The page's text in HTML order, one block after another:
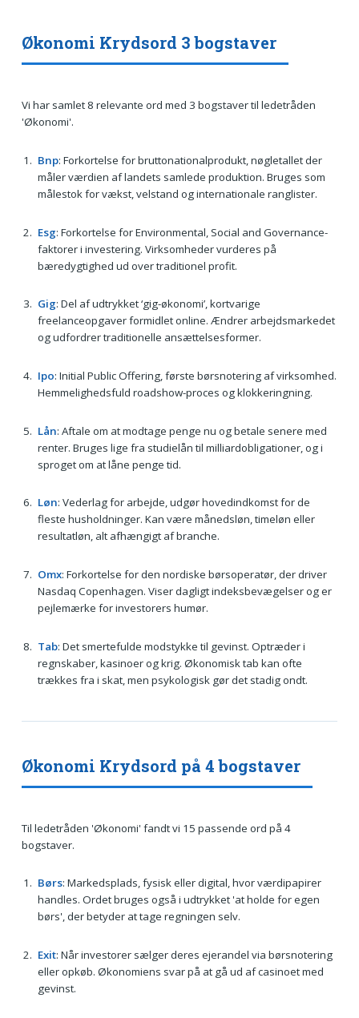
Økonomi Krydsord 3 bogstaver
Vi har samlet 8 relevante ord med 3 bogstaver til ledetråden
'Økonomi'.
Bnp: Forkortelse for bruttonationalprodukt, nøgletallet der
måler værdien af landets samlede produktion. Bruges som
målestok for vækst, velstand og internationale ranglister.
Esg: Forkortelse for Environmental, Social and Governance-
faktorer i investering. Virksomheder vurderes på
bæredygtighed ud over traditionel profit.
Gig: Del af udtrykket ‘gig-økonomi’, kortvarige
freelanceopgaver formidlet online. Ændrer arbejdsmarkedet
og udfordrer traditionelle ansættelsesformer.
Ipo: Initial Public Offering, første børsnotering af virksomhed.
Hemmelighedsfuld roadshow-proces og klokkeringning.
Lån: Aftale om at modtage penge nu og betale senere med
renter. Bruges lige fra studielån til milliardobligationer, og i
sproget om at låne penge tid.
Løn: Vederlag for arbejde, udgør hovedindkomst for de
fleste husholdninger. Kan være månedsløn, timeløn eller
resultatløn, alt afhængigt af branche.
Omx: Forkortelse for den nordiske børsoperatør, der driver
Nasdaq Copenhagen. Viser dagligt indeksbevægelser og er
pejlemærke for investorers humør.
Tab: Det smertefulde modstykke til gevinst. Optræder i
regnskaber, kasinoer og krig. Økonomisk tab kan ofte
trækkes fra i skat, men psykologisk gør det stadig ondt.
Økonomi Krydsord på 4 bogstaver
Til ledetråden 'Økonomi' fandt vi 15 passende ord på 4
bogstaver.
Børs: Markedsplads, fysisk eller digital, hvor værdipapirer
handles. Ordet bruges også i udtrykket 'at holde for egen
børs', der betyder at tage regningen selv.
Exit: Når investorer sælger deres ejerandel via børsnotering
eller opkøb. Økonomiens svar på at gå ud af casinoet med
gevinst.